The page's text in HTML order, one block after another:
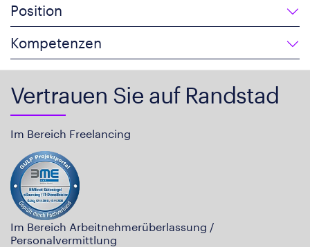
Position
Kompetenzen
Vertrauen Sie auf Randstad
Im Bereich Freelancing
Im Bereich Arbeitnehmerüberlassung /
Personalvermittlung